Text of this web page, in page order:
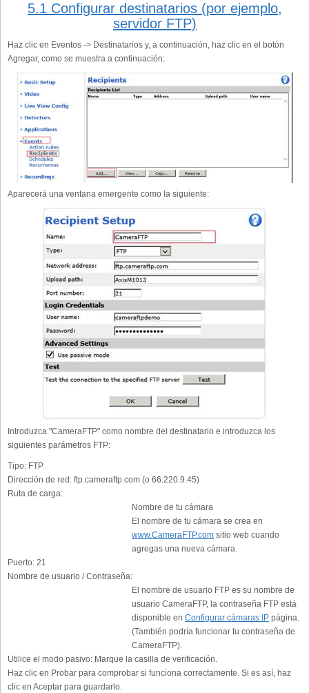
5.1 Configurar destinatarios (por ejemplo,
servidor FTP)
Haz clic en Eventos -> Destinatarios y, a continuación, haz clic en el botón
Agregar, como se muestra a continuación:
Aparecerá una ventana emergente como la siguiente:
Introduzca "CameraFTP" como nombre del destinatario e introduzca los
siguientes parámetros FTP:
Tipo: FTP
Dirección de red: ftp.cameraftp.com (o 66.220.9.45)
Ruta de carga:
Nombre de tu cámara
El nombre de tu cámara se crea en
www.CameraFTP.com sitio web cuando
agregas una nueva cámara.
Puerto: 21
Nombre de usuario / Contraseña:
El nombre de usuario FTP es su nombre de
usuario CameraFTP, la contraseña FTP está
disponible en Configurar cámaras IP página.
(También podría funcionar tu contraseña de
CameraFTP).
Utilice el modo pasivo: Marque la casilla de verificación.
Haz clic en Probar para comprobar si funciona correctamente. Si es así, haz
clic en Aceptar para guardarlo.